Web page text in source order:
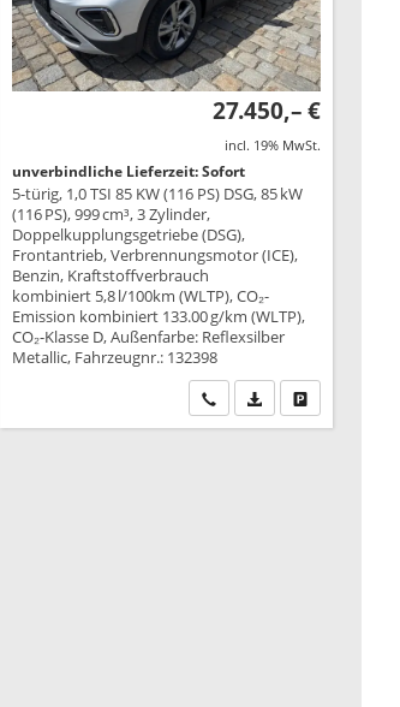
drucken
oder vergleichen
27.450,– €
incl. 19% MwSt.
unverbindliche Lieferzeit: Sofort
5-türig, 1,0 TSI 85 KW (116 PS) DSG, 85 kW
(116 PS), 999 cm³, 3 Zylinder,
Doppelkupplungsgetriebe (DSG),
Frontantrieb, Verbrennungsmotor (ICE),
Benzin, Kraftstoffverbrauch
kombiniert 5,8 l/100km (WLTP), CO₂-
Emission kombiniert 133.00 g/km (WLTP),
CO₂-Klasse D, Außenfarbe: Reflexsilber
Metallic, Fahrzeugnr.: 132398
Wir rufen Sie an
PDF-Datei,Drucken,